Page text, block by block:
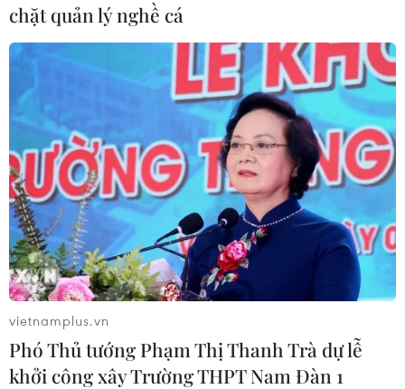
doanh thu từ quảng cáo lao dốc từ 6 triệu
USD/tháng xuống còn 500.000 USD/tháng.
Theo Hiệp hội Báo chí và các nhà xuất bản tin
tức trên thế giới (WAN-IFRA), các tờ báo và tạp
chí ở Ấn Độ thường đạt doanh thu quảng cáo
khoảng 3 tỷ USD mỗi năm.
Tuy nhiên, trong hai tháng Ba và Tư vừa qua,
doanh thu quảng cáo của các tờ báo đã giảm tới
75-85%./.
(TTXVN/Vietnam+)
chặt quản lý nghề cá
vietnamplus.vn
Phó Thủ tướng Phạm Thị Thanh Trà dự lễ
khởi công xây Trường THPT Nam Đàn 1